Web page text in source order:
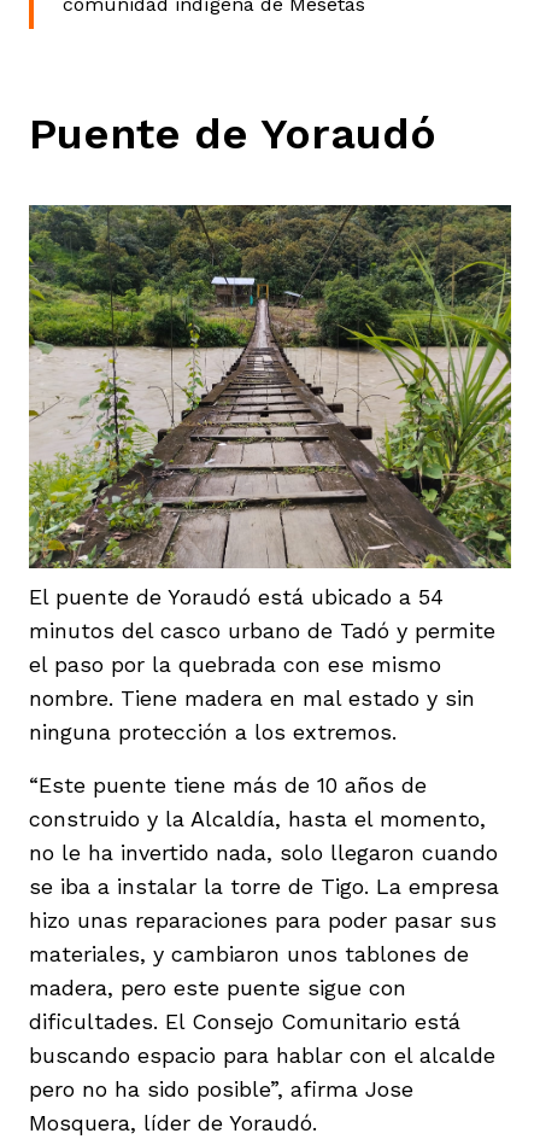
Puente de Yoraudó
El puente de Yoraudó está ubicado a 54
minutos del casco urbano de Tadó y permite
el paso por la quebrada con ese mismo
nombre. Tiene madera en mal estado y sin
ninguna protección a los extremos.
“Este puente tiene más de 10 años de
construido y la Alcaldía, hasta el momento,
no le ha invertido nada, solo llegaron cuando
se iba a instalar la torre de Tigo. La empresa
hizo unas reparaciones para poder pasar sus
materiales, y cambiaron unos tablones de
madera, pero este puente sigue con
dificultades. El Consejo Comunitario está
buscando espacio para hablar con el alcalde
pero no ha sido posible”, afirma Jose
Mosquera, líder de Yoraudó.